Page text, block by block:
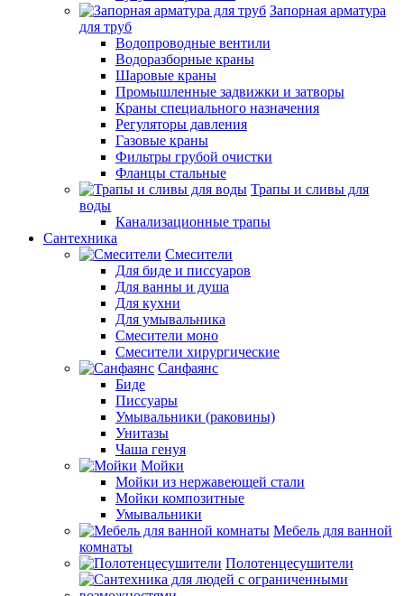
Запорная арматура
для труб
Водопроводные вентили
Водоразборные краны
Шаровые краны
Промышленные задвижки и затворы
Краны специального назначения
Регуляторы давления
Газовые краны
Фильтры грубой очистки
Фланцы стальные
Трапы и сливы для
воды
Канализационные трапы
Сантехника
Смесители
Для биде и писсуаров
Для ванны и душа
Для кухни
Для умывальника
Смесители моно
Смесители хирургические
Санфаянс
Биде
Писсуары
Умывальники (раковины)
Унитазы
Чаша генуя
Мойки
Мойки из нержавеющей стали
Мойки композитные
Умывальники
Мебель для ванной
комнаты
Полотенцесушители